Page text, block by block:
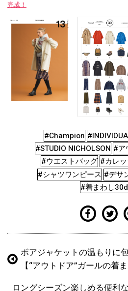
完成！
#Champion
#STUDIO NICHOLSON #ア
#ウエストバッグ #カレ
#シャツワンピース #デサ
#着まわし
ボアジャケットの温もりに
【“アウトドア”ガールの着
ロングシーズン楽しめる便利